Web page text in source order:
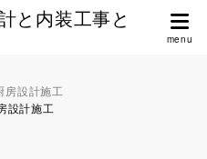
と内装工事と
房設計施工
設計施工